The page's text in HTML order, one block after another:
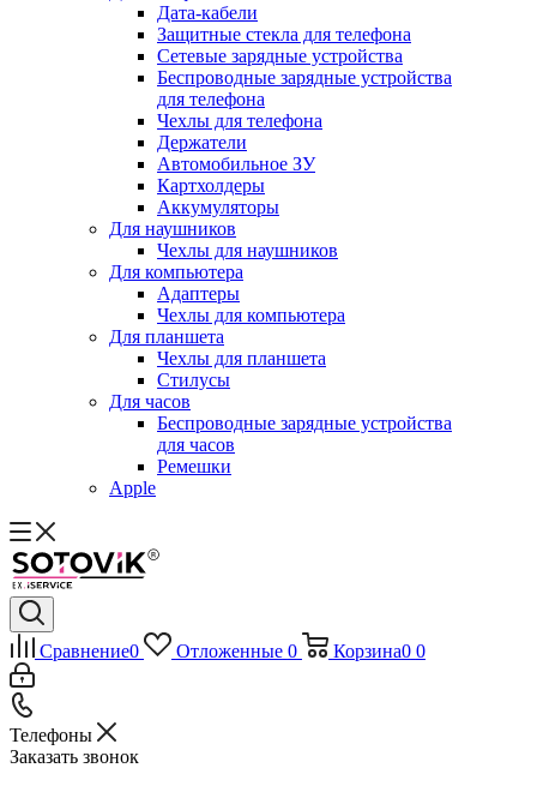
Дата-кабели
Защитные стекла для телефона
Сетевые зарядные устройства
Беспроводные зарядные устройства
для телефона
Чехлы для телефона
Держатели
Автомобильное ЗУ
Картхолдеры
Аккумуляторы
Для наушников
Чехлы для наушников
Для компьютера
Адаптеры
Чехлы для компьютера
Для планшета
Чехлы для планшета
Стилусы
Для часов
Беспроводные зарядные устройства
для часов
Ремешки
Apple
Сравнение0 Отложенные 0 Корзина0 0
Телефоны
Заказать звонок